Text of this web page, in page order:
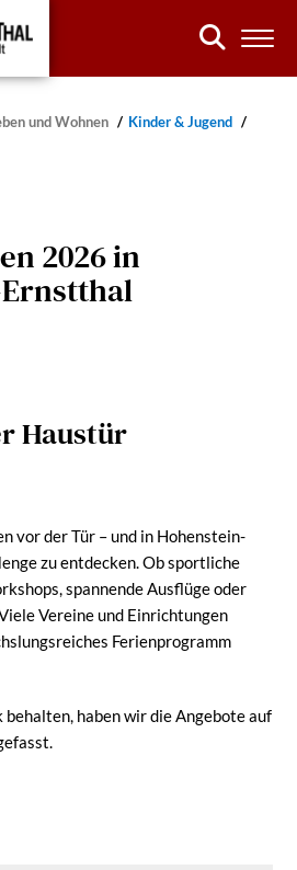
und Wohnen Kinder & Jugend
2026 in
Haustür
vor der Tür – und in Hohenstein-
zu entdecken. Ob sportliche
spannende Ausflüge oder
Vereine und Einrichtungen
Ferienprogramm
haben wir die Angebote auf